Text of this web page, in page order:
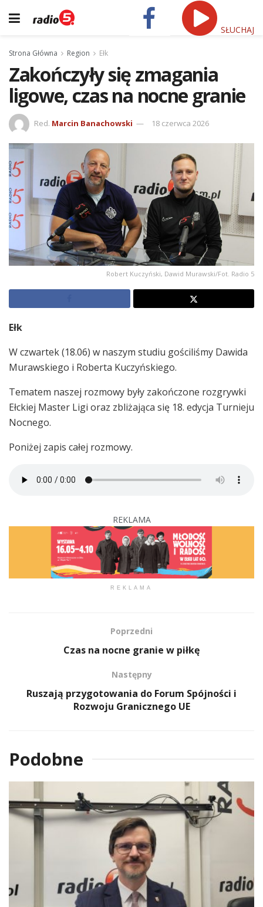
SŁUCHAJ
Strona Główna Region Ełk
Zakończyły się zmagania
ligowe, czas na nocne granie
Red. Marcin Banachowski 18 czerwca 2026
Robert Kuczyński, Dawid Murawski/Fot. Radio 5
Ełk
W czwartek (18.06) w naszym studiu gościliśmy Dawida
Murawskiego i Roberta Kuczyńskiego.
Tematem naszej rozmowy były zakończone rozgrywki
Ełckiej Master Ligi oraz zbliżająca się 18. edycja Turnieju
Nocnego.
Poniżej zapis całej rozmowy.
REKLAMA
REKLAMA
Poprzedni
Czas na nocne granie w piłkę
Następny
Ruszają przygotowania do Forum Spójności i
Rozwoju Granicznego UE
Podobne